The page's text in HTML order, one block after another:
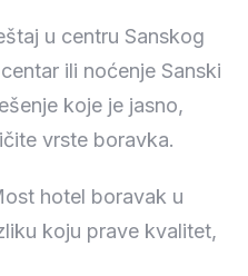
u centru Sanskog
ili noćenje Sanski
koje je jasno,
vrste boravka.
hotel boravak u
koju prave kvalitet,